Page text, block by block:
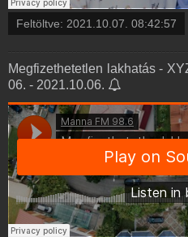
Feltöltve: 2021.10.07. 08:42:57
Megfizethetetlen lakhatás -
06. - 2021.10.06.